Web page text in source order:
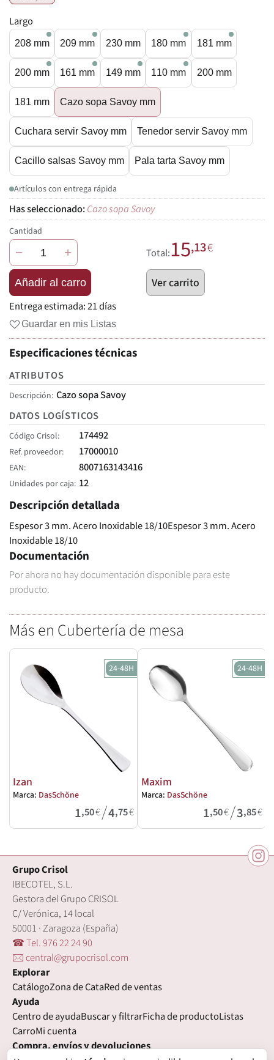
Largo
208 mm 209 mm 230 mm 180 mm 181 mm
200 mm 161 mm 149 mm 110 mm 200 mm
181 mm Cazo sopa Savoy mm
Cuchara servir Savoy mm Tenedor servir Savoy mm
Cacillo salsas Savoy mm Pala tarta Savoy mm
Artículos con entrega rápida
Cazo sopa Savoy
Cantidad
− +
Añadir al carro
Total:15,13€
Ver carrito
Entrega estimada:21 días
Guardar en mis Listas
Especificaciones técnicas
ATRIBUTOS
Descripción Cazo sopa Savoy
DATOS LOGÍSTICOS
Código Crisol 174492
Ref. proveedor 17000010
EAN 8007163143416
Unidades por caja 12
Descripción detallada
Espesor 3 mm. Acero Inoxidable 18/10Espesor 3 mm. Acero
Inoxidable 18/10
Documentación
Por ahora no hay documentación disponible para este
producto.
Más en Cubertería de mesa
24-48H
Izan
Marca: DasSchöne
1,50€/4,75€
24-48H
Maxim
Marca: DasSchöne
1,50€/3,85€
Grupo Crisol
IBECOTEL, S.L.
Gestora del Grupo CRISOL
C/ Verónica, 14 local
50001 · Zaragoza (España)
☎ Tel. 976 22 24 90
🖂 central@grupocrisol.com
Explorar
CatálogoZona de CataRed de ventas
Ayuda
Centro de ayudaBuscar y filtrarFicha de productoListas
CarroMi cuenta
Compra, envíos y devoluciones